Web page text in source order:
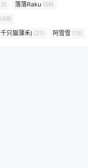
落落Raku (56)
(48)
只猫薄禾) (21) 阿雪雪 (15)